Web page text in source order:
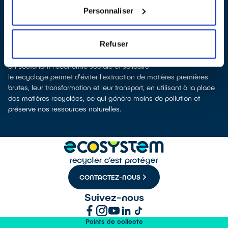
Personnaliser
Refuser
Recycler c’est protéger la santé, l'environnement et les
ressources naturelles
La production d’équipements électriques neufs est émettrice de
pollution et consommatrice de ressources naturelles.
le don permet d’éviter la production de nouveaux appareils tout
en soutenant l'économie sociale et solidaire
le recyclage permet d'éviter l'extraction de matières premières
brutes, leur transformation et leur transport, en utilisant à la place
des matières recyclées, ce qui génère moins de pollution et
préserve nos ressources naturelles.
CONTACTEZ-NOUS
Suivez-nous
Points de collecte